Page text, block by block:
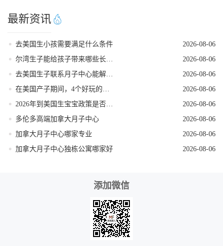
最新资讯
去美国生小孩需要满足什么条件
2026-08-06
尔湾生子能给孩子带来哪些长期红利
2026-08-06
去美国生子联系月子中心能解锁哪些省心服务
2026-08-06
在美国产子期间，4个好玩的低强度打卡地
2026-08-06
2026年到美国生宝宝政策是否发生变动
2026-08-06
多伦多高端加拿大月子中心
2026-08-06
加拿大月子中心哪家专业
2026-08-06
加拿大月子中心独栋公寓哪家好
2026-08-06
添加微信